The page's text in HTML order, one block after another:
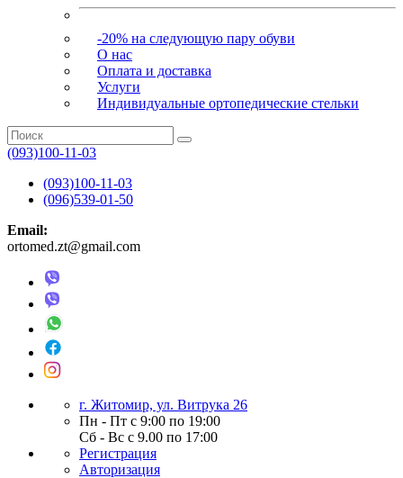
-20% на следующую пару обуви
О нас
Оплата и доставка
Услуги
Индивидуальные ортопедические стельки
(093)100-11-03
(093)100-11-03
(096)539-01-50
Email:
ortomed.zt@gmail.com
г. Житомир, ул. Витрука 26
Пн - Пт с 9:00 по 19:00
Сб - Вс с 9.00 по 17:00
Регистрация
Авторизация